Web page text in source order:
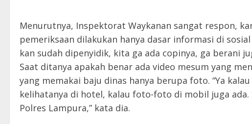
Menurutnya, Inspektorat Waykanan sangat respon,
pemeriksaan dilakukan hanya dasar informasi di
kan sudah dipenyidik, kita ga ada copinya, ga berani
Saat ditanya apakah benar ada video mesum yang
yang memakai baju dinas hanya berupa foto. “Ya
kelihatanya di hotel, kalau foto-foto di mobil juga
Polres Lampura,” kata dia.